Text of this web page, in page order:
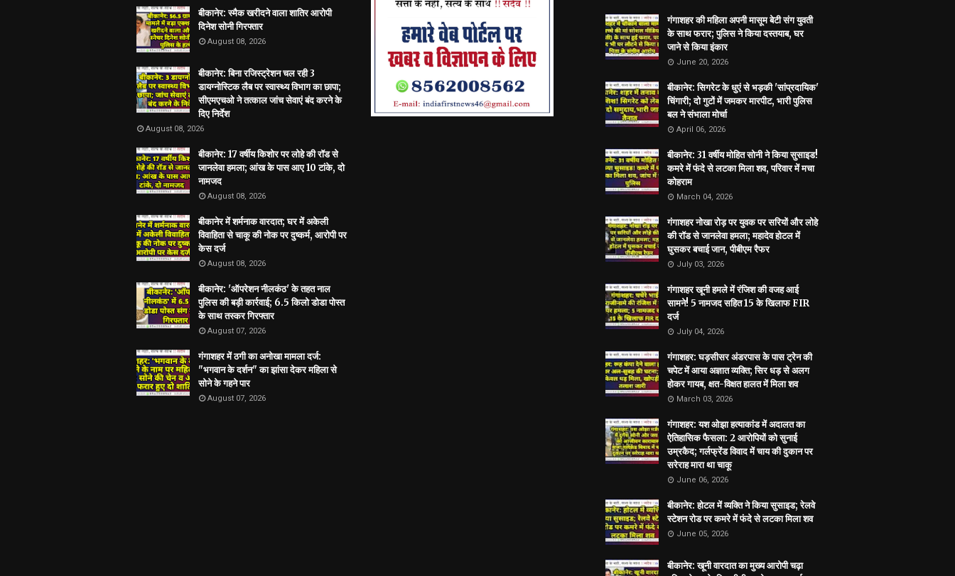
बीकानेर: स्मैक खरीदने वाला शातिर आरोपी
दिनेश सोनी गिरफ्तार
August 08, 2026
बीकानेर: बिना रजिस्ट्रेशन चल रही 3
डायग्नोस्टिक लैब पर स्वास्थ्य विभाग का छापा;
सीएमएचओ ने तत्काल जांच सेवाएं बंद करने के
दिए निर्देश
August 08, 2026
बीकानेर: 17 वर्षीय किशोर पर लोहे की रॉड से
जानलेवा हमला; आंख के पास आए 10 टांके, दो
नामजद
August 08, 2026
बीकानेर में शर्मनाक वारदात; घर में अकेली
विवाहिता से चाकू की नोक पर दुष्कर्म, आरोपी पर
केस दर्ज
August 08, 2026
बीकानेर: 'ऑपरेशन नीलकंठ' के तहत नाल
पुलिस की बड़ी कार्रवाई; 6.5 किलो डोडा पोस्त
के साथ तस्कर गिरफ्तार
August 07, 2026
गंगाशहर में ठगी का अनोखा मामला दर्ज:
"भगवान के दर्शन" का झांसा देकर महिला से
सोने के गहने पार
August 07, 2026
गंगाशहर की महिला अपनी मासूम बेटी संग युवती
के साथ फरार; पुलिस ने किया दस्तयाब, घर
जाने से किया इंकार
June 20, 2026
बीकानेर: सिगरेट के धुएं से भड़की 'सांप्रदायिक'
चिंगारी; दो गुटों में जमकर मारपीट, भारी पुलिस
बल ने संभाला मोर्चा
April 06, 2026
बीकानेर: 31 वर्षीय मोहित सोनी ने किया सुसाइड!
कमरे में फंदे से लटका मिला शव, परिवार में मचा
कोहराम
March 04, 2026
गंगाशहर नोखा रोड़ पर युवक पर सरियों और लोहे
की रॉड से जानलेवा हमला; महादेव होटल में
घुसकर बचाई जान, पीबीएम रैफर
July 03, 2026
गंगाशहर खूनी हमले में रंजिश की वजह आई
सामने! 5 नामजद सहित 15 के खिलाफ FIR
दर्ज
July 04, 2026
गंगाशहर: घड़सीसर अंडरपास के पास ट्रेन की
चपेट में आया अज्ञात व्यक्ति; सिर धड़ से अलग
होकर गायब, क्षत-विक्षत हालत में मिला शव
March 03, 2026
गंगाशहर: यश ओझा हत्याकांड में अदालत का
ऐतिहासिक फैसला: 2 आरोपियों को सुनाई
उम्रकैद; गर्लफ्रेंड विवाद में चाय की दुकान पर
सरेराह मारा था चाकू
June 06, 2026
बीकानेर: होटल में व्यक्ति ने किया सुसाइड; रेलवे
स्टेशन रोड पर कमरे में फंदे से लटका मिला शव
June 05, 2026
बीकानेर: खूनी वारदात का मुख्य आरोपी चढ़ा